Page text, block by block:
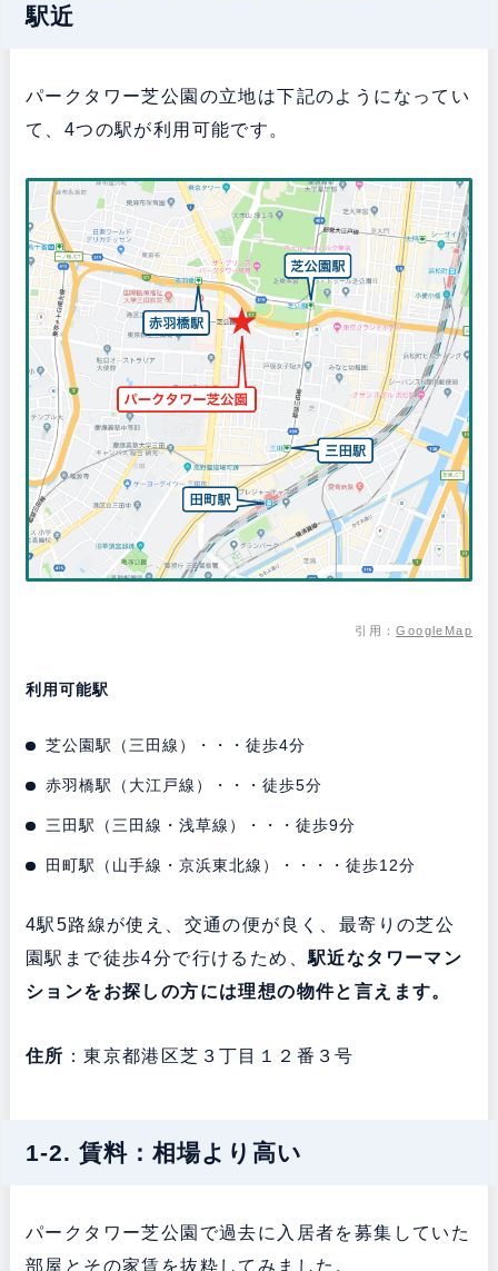
駅近
パークタワー芝公園の立地は下記のようになってい
て、4つの駅が利用可能です。
引用：GoogleMap
利用可能駅
芝公園駅（三田線）・・・徒歩4分
赤羽橋駅（大江戸線）・・・徒歩5分
三田駅（三田線・浅草線）・・・徒歩9分
田町駅（山手線・京浜東北線）・・・・徒歩12分
4駅5路線が使え、交通の便が良く、最寄りの芝公
園駅まで徒歩4分で行けるため、駅近なタワーマン
ションをお探しの方には理想の物件と言えます。
住所 ：東京都港区芝３丁目１２番３号
1-2. 賃料：相場より高い
パークタワー芝公園で過去に入居者を募集していた
部屋とその家賃を抜粋してみました。